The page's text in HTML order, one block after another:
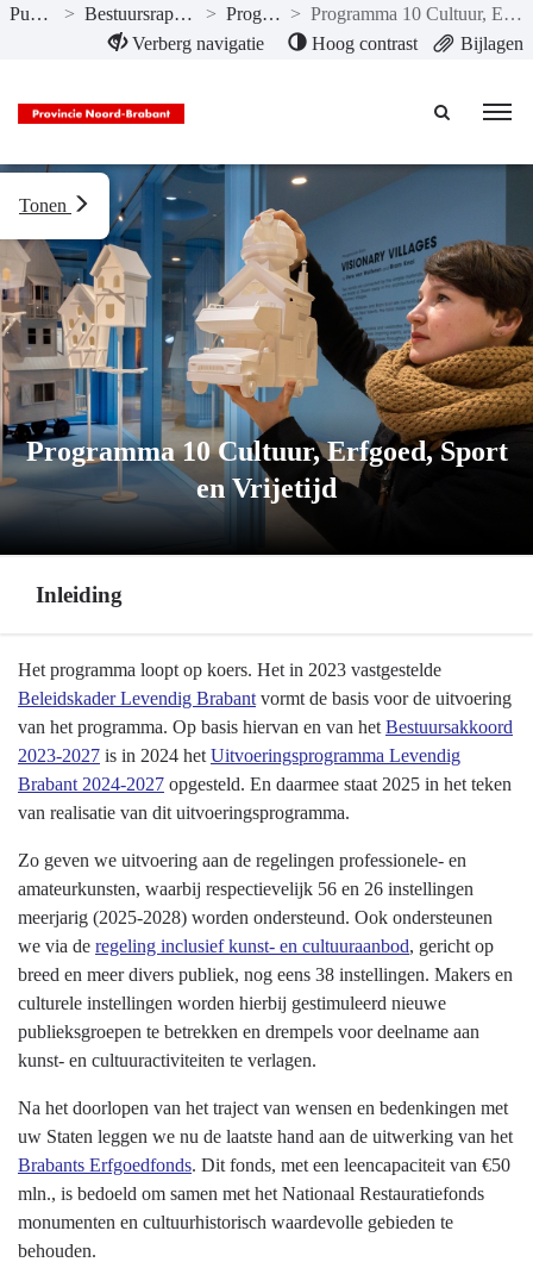
Naar hoofdinhoud
Publicaties > Bestuursrapportage I 2025 > Programma’s >
Programma 10 Cultuur, Erfgoed, Sport en Vrijetijd
Verberg navigatie
Hoog contrast Bijlagen
Programma 10 Cultuur, Erfgoed, Sport
en Vrijetijd
Tonen
Inleiding
Terug
naar
navigatie
Programma
Erfgoed,
Sport
Vrijetijd
Inleiding
Het programma loopt op koers. Het in 2023 vastgestelde
Beleidskader Levendig Brabant vormt de basis voor de uitvoering
van het programma. Op basis hiervan en van het Bestuursakkoord
2023-2027 is in 2024 het Uitvoeringsprogramma Levendig
Brabant 2024-2027 opgesteld. En daarmee staat 2025 in het teken
van realisatie van dit uitvoeringsprogramma.
Zo geven we uitvoering aan de regelingen professionele- en
amateurkunsten, waarbij respectievelijk 56 en 26 instellingen
meerjarig (2025-2028) worden ondersteund. Ook ondersteunen
we via de regeling inclusief kunst- en cultuuraanbod, gericht op
breed en meer divers publiek, nog eens 38 instellingen. Makers en
culturele instellingen worden hierbij gestimuleerd nieuwe
publieksgroepen te betrekken en drempels voor deelname aan
kunst- en cultuuractiviteiten te verlagen.
Na het doorlopen van het traject van wensen en bedenkingen met
uw Staten leggen we nu de laatste hand aan de uitwerking van het
Brabants Erfgoedfonds. Dit fonds, met een leencapaciteit van €50
mln., is bedoeld om samen met het Nationaal Restauratiefonds
monumenten en cultuurhistorisch waardevolle gebieden te
behouden.